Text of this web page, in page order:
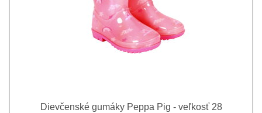
Dievčenské gumáky Peppa Pig - veľkosť 28